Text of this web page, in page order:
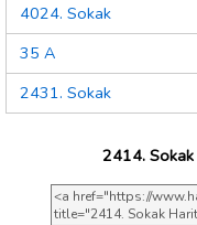
4024. Sokak
35 A
2431. Sokak
2414. Sokak